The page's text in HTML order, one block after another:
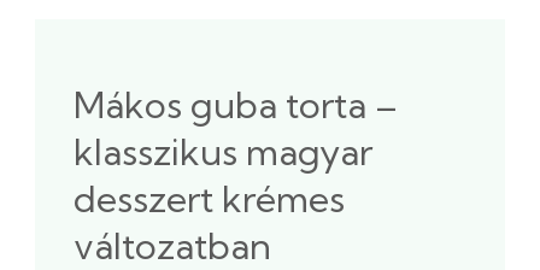
Mákos guba torta –
klasszikus magyar
desszert krémes
változatban